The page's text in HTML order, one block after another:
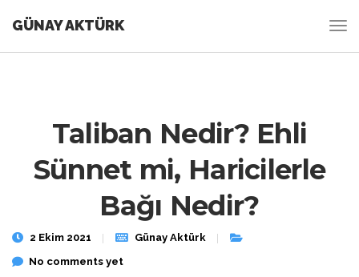
GÜNAY AKTÜRK
Taliban Nedir? Ehli
Sünnet mi, Haricilerle
Bağı Nedir?
2 Ekim 2021
Günay Aktürk
No comments yet